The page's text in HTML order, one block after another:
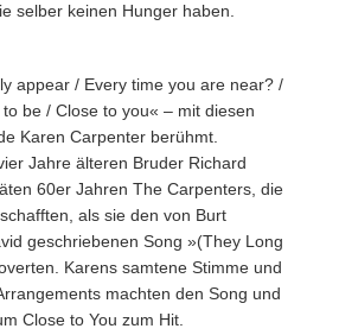
selber keinen Hunger haben.
appear / Every time you are near? /
be / Close to you« – mit diesen
Karen Carpenter berühmt.
Jahre älteren Bruder Richard
60er Jahren The Carpenters, die
als sie den von Burt
geschriebenen Song »(They Long
Karens samtene Stimme und
machten den Song und
Close to You zum Hit.